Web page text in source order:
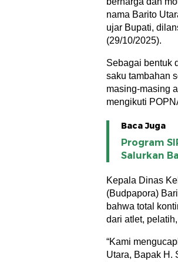
nama Barito
ujar Bupati,
(29/10/2025).
Sebagai bentuk
saku tambahan
masing-masing
mengikuti
Baca Juga
Program
Salurkan
Kepala Dinas
(Budpapora)
bahwa total
dari atlet,
“Kami
Utara, Bapak H.